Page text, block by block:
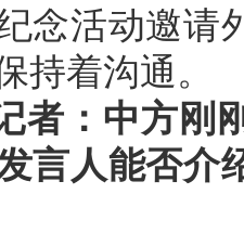
念活动邀请
持着沟通。
者：中方刚
言人能否介